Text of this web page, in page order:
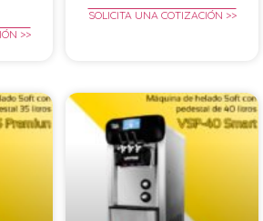
>>
SOLICITA UNA COTIZACIÓN >>